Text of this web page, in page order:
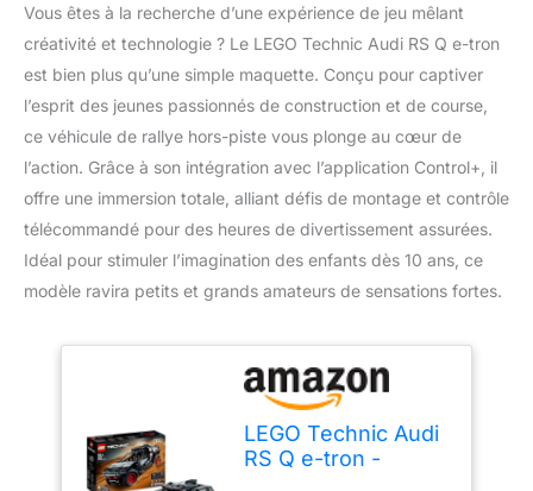
Vous êtes à la recherche d’une expérience de jeu mêlant
créativité et technologie ? Le LEGO Technic Audi RS Q e-tron
est bien plus qu’une simple maquette. Conçu pour captiver
l’esprit des jeunes passionnés de construction et de course,
ce véhicule de rallye hors-piste vous plonge au cœur de
l’action. Grâce à son intégration avec l’application Control+, il
offre une immersion totale, alliant défis de montage et contrôle
télécommandé pour des heures de divertissement assurées.
Idéal pour stimuler l’imagination des enfants dès 10 ans, ce
modèle ravira petits et grands amateurs de sensations fortes.
LEGO Technic Audi
RS Q e-tron -